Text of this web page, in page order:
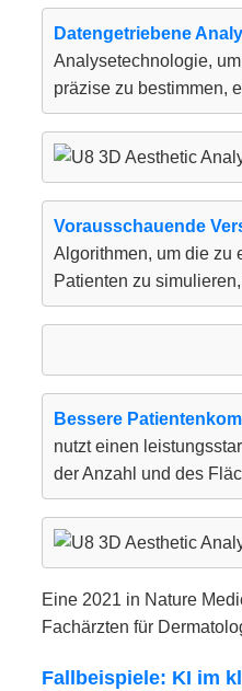
Datengetriebene
Analysetechnologie,
präzise zu bestimmen,
Vorausschauende
Algorithmen, um die zu
Patienten zu
Bessere
nutzt einen
der Anzahl und des
Eine 2021 in Nature
Fachärzten für
Fallbeispiele: KI im